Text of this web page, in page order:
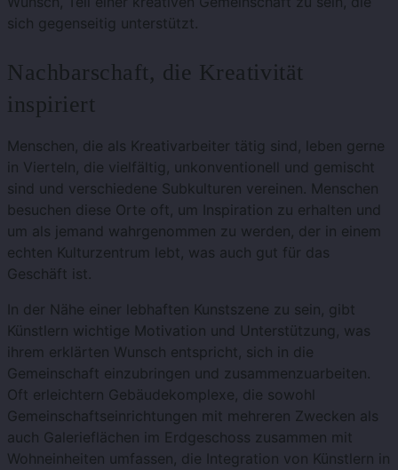
sich gegenseitig unterstützt.
Nachbarschaft, die Kreativität
inspiriert
Menschen, die als Kreativarbeiter tätig sind, leben gerne
in Vierteln, die vielfältig, unkonventionell und gemischt
sind und verschiedene Subkulturen vereinen. Menschen
besuchen diese Orte oft, um Inspiration zu erhalten und
um als jemand wahrgenommen zu werden, der in einem
echten Kulturzentrum lebt, was auch gut für das
Geschäft ist.
In der Nähe einer lebhaften Kunstszene zu sein, gibt
Künstlern wichtige Motivation und Unterstützung, was
ihrem erklärten Wunsch entspricht, sich in die
Gemeinschaft einzubringen und zusammenzuarbeiten.
Oft erleichtern Gebäudekomplexe, die sowohl
Gemeinschaftseinrichtungen mit mehreren Zwecken als
auch Galerieflächen im Erdgeschoss zusammen mit
Wohneinheiten umfassen, die Integration von Künstlern in